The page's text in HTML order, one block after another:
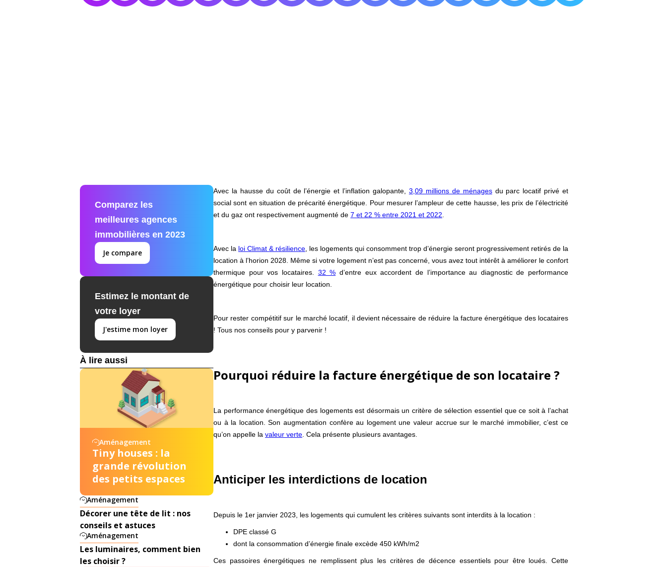
Comparez les
meilleures agences
immobilières en 2023
Je compare
Estimez le montant de
votre loyer
J'estime mon loyer
À lire aussi
Aménagement
Tiny houses : la
grande révolution
des petits espaces
Aménagement
Décorer une tête de lit : nos
conseils et astuces
Aménagement
Les luminaires, comment bien
les choisir ?
Avec la hausse du coût de l’énergie et l’inflation galopante, 3,09 millions de ménagesdu parc locatif privé et
social sont en situation de précarité énergétique. Pour mesurer l’ampleur de cette hausse, les prix de l’électricité
et du gaz ont respectivement augmenté de7 et 22 % entre 2021 et 2022
Avec la loi Climat & résilience , les logements qui consomment trop d’énergie seront progressivement retirés de la
location à l’horion 2028. Même si votre logement n’est pas concerné, vous avez tout intérêt à améliorer le confort
thermique pour vos locataires. 32 % d’entre eux accordent de l’importance au diagnostic de performance
énergétique pour choisir leur location.
Pour rester compétitif sur le marché locatif, il devient nécessaire de réduire la facture énergétique des locataires
! Tous nos conseils pour y parvenir !
Pourquoi réduire la facture énergétique de son locataire ?
La performance énergétique des logements est désormais un critère de sélection essentiel que ce soit à l’achat
ou à la location. Son augmentation confère au logement une valeur accrue sur le marché immobilier, c’est ce
qu’on appelle lavaleur verte . Cela présente plusieurs avantages.
Anticiper les interdictions de location
Depuis le 1er janvier 2023, les logements qui cumulent les critères suivants sont interdits à la location :
DPE classé G
dont la consommation d’énergie finale excède 450 kWh/m2
Ces passoires énergétiques ne remplissent plus les critères de décence essentiels pour être loués. Cette